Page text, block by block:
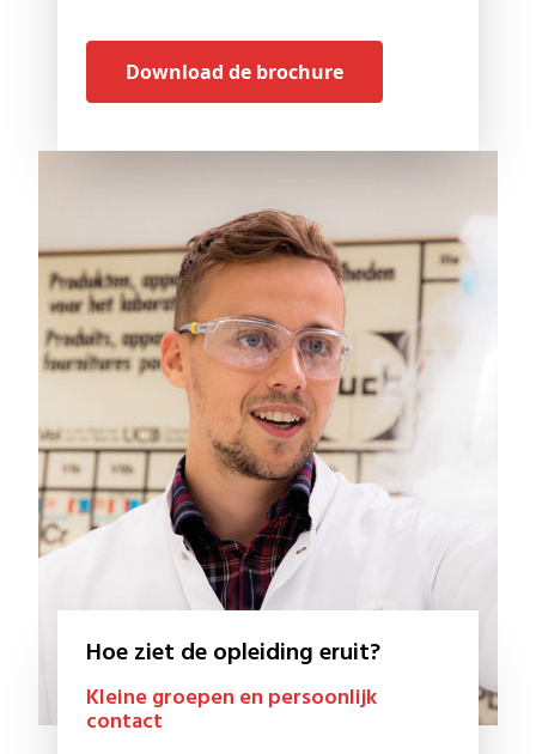
Download de brochure
Hoe ziet de opleiding eruit?
Kleine groepen en persoonlijk
contact